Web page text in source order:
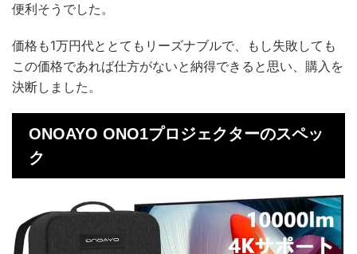
便利そうでした。
価格も1万円代ととてもリーズナブルで、もし失敗しても
この価格であれば仕方がないと納得できると思い、購入を
決断しました。
ONOAYO ONO1プロジェクターのスペッ
ク